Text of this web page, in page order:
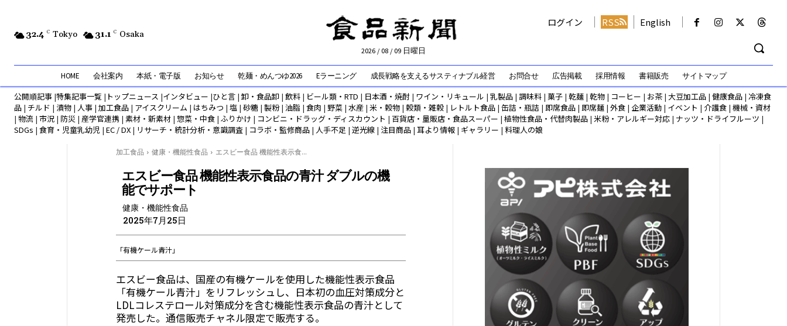
32.4 C Tokyo 31.1 C Osaka
2026 / 08 / 09 日曜日
ログイン RSS English
HOME 会社案内 本紙・電子版 お知らせ 乾麺・めんつゆ2026 Eラーニング 成長戦略を支えるサスティナブル経営 お問合せ 広告掲載 採用情報 書籍販売 サイトマップ
公開順記事 |特集記事一覧 | トップニュース |インタビュー |ひと言 |卸・食品卸 | 飲料 | ビール類・RTD | 日本酒・焼酎 | ワイン・リキュール | 乳製品 | 調味料 | 菓子 | 乾麺 | 乾物 | コーヒー | お茶 | 大豆加工品 | 健康食品 | 冷凍食
品 | チルド | 漬物 | 人事 | 加工食品 | アイスクリーム | はちみつ | 塩 | 砂糖 | 製粉| 油脂 | 食肉 | 野菜 | 水産 | 米・穀物 | 穀類・雑穀 | レトルト食品 | 缶詰・瓶詰 | 即席食品 | 即席麺 | 外食 | 企業活動 | イベント | 介護食 | 機械・資材
| 物流 | 市況 | 防災 | 産学官連携 | 素材・新素材 | 惣菜・中食 | ふりかけ | コンビニ・ドラッグ・ディスカウント | 百貨店・量販店・食品スーパー | 植物性食品・代替肉製品 | 米粉・アレルギー対応 | ナッツ・ドライフルーツ |
SDGs | 食育・児童乳幼児 | EC / DX | リサーチ・統計分析・意識調査 | コラボ・監修商品 | 人手不足 | 逆光線 | 注目商品 | 耳より情報 | ギャラリー | 料理人の娘
加工食品 健康・機能性食品 エスビー食品 機能性表示食...
エスビー食品 機能性表示食品の青汁 ダブルの機
能でサポート
健康・機能性食品
2025年7月25日
「有機ケール青汁」
エスビー食品は、国産の有機ケールを使用した機能性表示食品
「有機ケール青汁」をリフレッシュし、日本初の血圧対策成分と
LDLコレステロール対策成分を含む機能性表示食品の青汁として
発売した。通信販売チャネル限定で販売する。